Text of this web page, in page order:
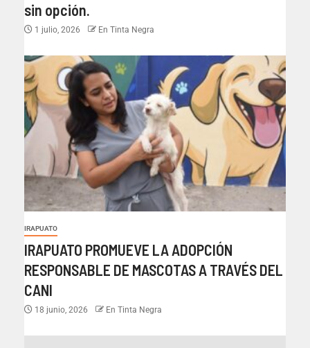
sin opción.
1 julio, 2026 En Tinta Negra
IRAPUATO
IRAPUATO PROMUEVE LA ADOPCIÓN
RESPONSABLE DE MASCOTAS A TRAVÉS DEL
CANI
18 junio, 2026 En Tinta Negra